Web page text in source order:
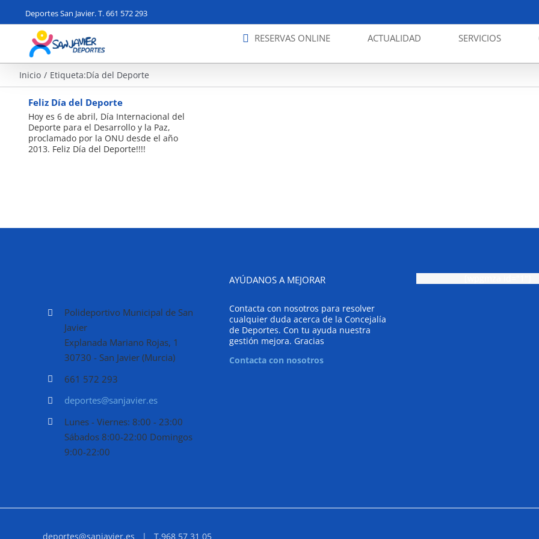
contenido
Deportes San Javier. T. 661 572 293
RESERVAS ONLINE ACTUALIDAD SERVICIOS
Inicio Etiqueta:Día del Deporte
Feliz Día del Deporte
Hoy es 6 de abril, Día Internacional del
Deporte para el Desarrollo y la Paz,
proclamado por la ONU desde el año
2013. Feliz Día del Deporte!!!!
Polideportivo Municipal de San
Javier
Explanada Mariano Rojas, 1
30730 - San Javier (Murcia)
661 572 293
deportes@sanjavier.es
Lunes - Viernes: 8:00 - 23:00
Sábados 8:00-22:00 Domingos
9:00-22:00
AYÚDANOS A MEJORAR
Contacta con nosotros para resolver
cualquier duda acerca de la Concejalía
de Deportes. Con tu ayuda nuestra
gestión mejora. Gracias
Contacta con nosotros
deportes@sanjavier.es | T.968 57 31 05